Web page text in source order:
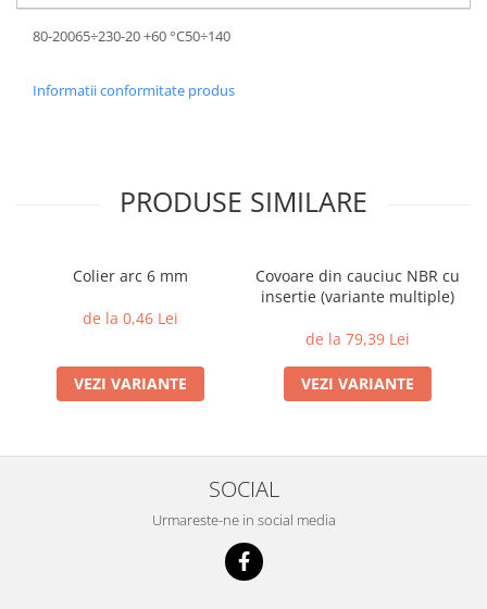
80-20065÷230-20 +60 °C50÷140
Informatii conformitate produs
PRODUSE SIMILARE
Colier arc 6 mm
de la 0,46 Lei
VEZI VARIANTE
Covoare din cauciuc NBR cu
insertie (variante multiple)
de la 79,39 Lei
VEZI VARIANTE
SOCIAL
Urmareste-ne in social media